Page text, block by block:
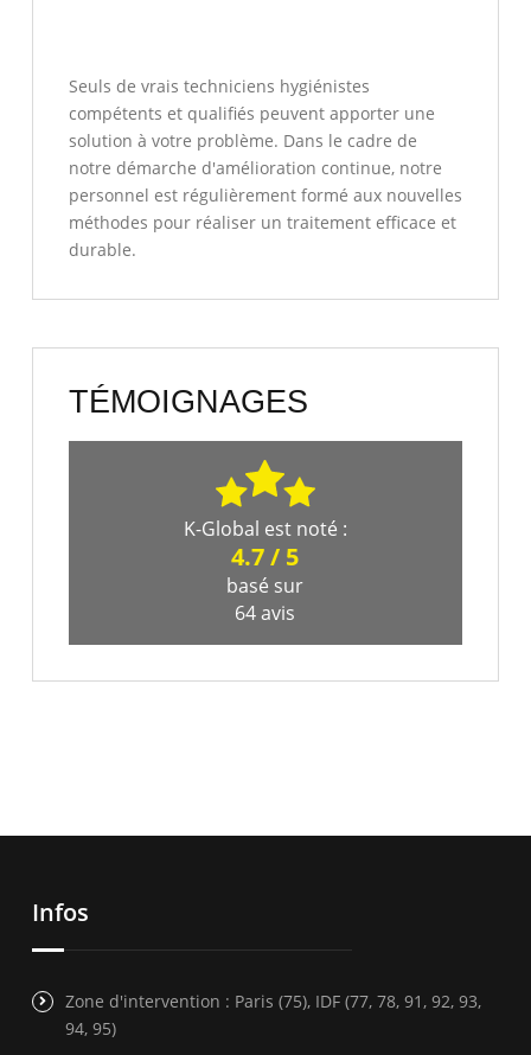
Seuls de vrais techniciens hygiénistes
compétents et qualifiés peuvent apporter une
solution à votre problème. Dans le cadre de
notre démarche d'amélioration continue, notre
personnel est régulièrement formé aux nouvelles
méthodes pour réaliser un traitement efficace et
durable.
TÉMOIGNAGES
K-Global est noté :
4.7/ 5
basé sur
64avis
Infos
Zone d'intervention : Paris (75), IDF (77, 78, 91, 92, 93,
94, 95)